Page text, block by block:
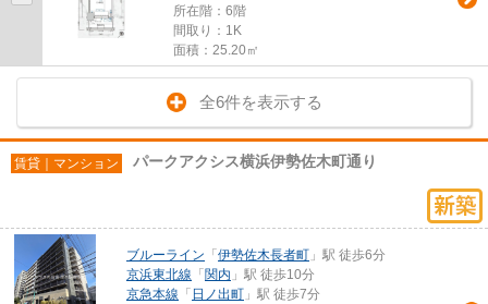
所在階：6階
間取り：1K
面積：25.20㎡
全6件を表示する
賃貸｜マンション パークアクシス横浜伊勢佐木町通り
ブルーライン 「 伊勢佐木長者町 」駅 徒歩6分
京浜東北線 「 関内 」駅 徒歩10分
京急本線 「 日ノ出町 」駅 徒歩7分